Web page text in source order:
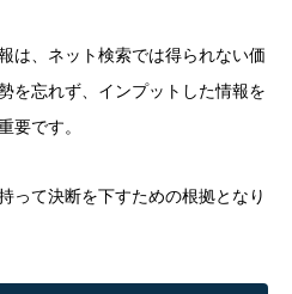
は、ネット検索では得られない価
を忘れず、インプットした情報を
要です。
って決断を下すための根拠となり